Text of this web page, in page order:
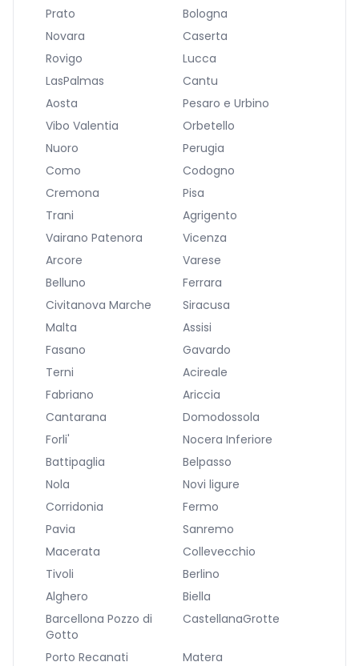
Prato
Bologna
Novara
Caserta
Rovigo
Lucca
LasPalmas
Cantu
Aosta
Pesaro e Urbino
Vibo Valentia
Orbetello
Nuoro
Perugia
Como
Codogno
Cremona
Pisa
Trani
Agrigento
Vairano Patenora
Vicenza
Arcore
Varese
Belluno
Ferrara
Civitanova Marche
Siracusa
Malta
Assisi
Fasano
Gavardo
Terni
Acireale
Fabriano
Ariccia
Cantarana
Domodossola
Forli'
Nocera Inferiore
Battipaglia
Belpasso
Nola
Novi ligure
Corridonia
Fermo
Pavia
Sanremo
Macerata
Collevecchio
Tivoli
Berlino
Alghero
Biella
Barcellona Pozzo di
Gotto
CastellanaGrotte
Porto Recanati
Matera